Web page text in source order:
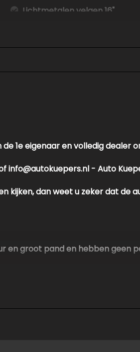
Lichtmetalen velgen 16"
Side-skirts
1e eigenaar en volledig dealer
- Auto
kijken, dan weet u zeker dat de
en groot pand en hebben geen
controleer altijd zelf de zaken
aanvullende vragen.